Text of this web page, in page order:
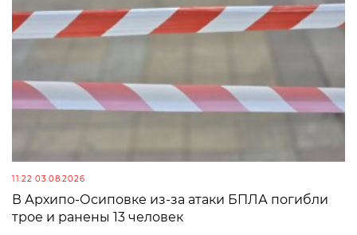
11:22 03.08.2026
В Архипо-Осиповке из-за атаки БПЛА погибли
трое и ранены 13 человек